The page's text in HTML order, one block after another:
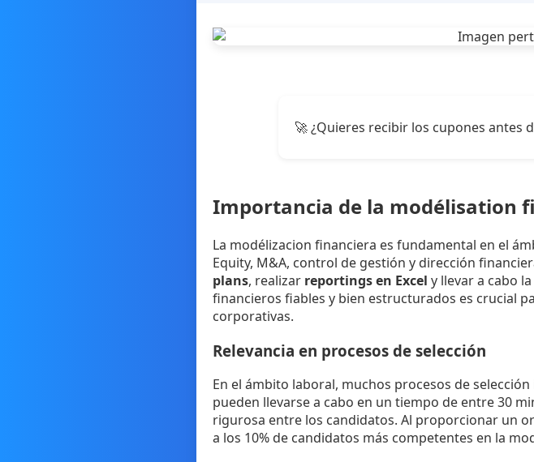
🚀 ¿Quieres recibir los cupones antes
Importancia de la modélisation
La modélizacion financiera es fundamental en el
Equity, M&A, control de gestión y dirección
plans, realizar reportings en Excel y llevar a cabo la
financieros fiables y bien estructurados es crucial
corporativas.
Relevancia en procesos de selección
En el ámbito laboral, muchos procesos de
pueden llevarse a cabo en un tiempo de entre 30
rigurosa entre los candidatos. Al proporcionar un
a los 10% de candidatos más competentes en la